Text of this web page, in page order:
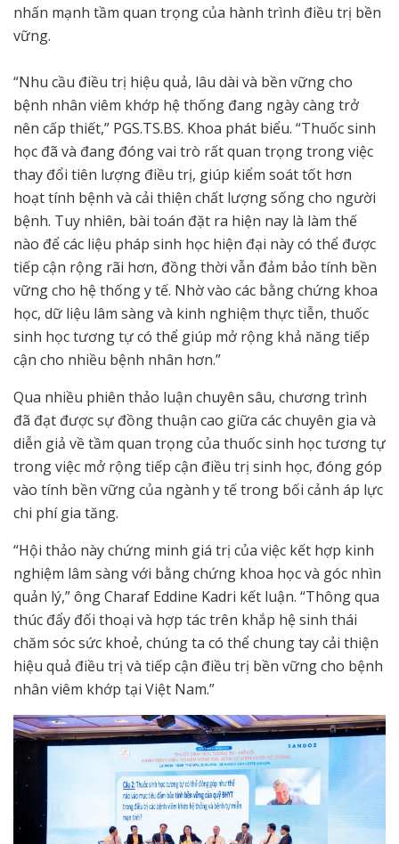
nhấn mạnh tầm quan trọng của hành trình điều trị bền
vững.
“Nhu cầu điều trị hiệu quả, lâu dài và bền vững cho
bệnh nhân viêm khớp hệ thống đang ngày càng trở
nên cấp thiết,” PGS.TS.BS. Khoa phát biểu. “Thuốc sinh
học đã và đang đóng vai trò rất quan trọng trong việc
thay đổi tiên lượng điều trị, giúp kiểm soát tốt hơn
hoạt tính bệnh và cải thiện chất lượng sống cho người
bệnh. Tuy nhiên, bài toán đặt ra hiện nay là làm thế
nào để các liệu pháp sinh học hiện đại này có thể được
tiếp cận rộng rãi hơn, đồng thời vẫn đảm bảo tính bền
vững cho hệ thống y tế. Nhờ vào các bằng chứng khoa
học, dữ liệu lâm sàng và kinh nghiệm thực tiễn, thuốc
sinh học tương tự có thể giúp mở rộng khả năng tiếp
cận cho nhiều bệnh nhân hơn.”
Qua nhiều phiên thảo luận chuyên sâu, chương trình
đã đạt được sự đồng thuận cao giữa các chuyên gia và
diễn giả về tầm quan trọng của thuốc sinh học tương tự
trong việc mở rộng tiếp cận điều trị sinh học, đóng góp
vào tính bền vững của ngành y tế trong bối cảnh áp lực
chi phí gia tăng.
“Hội thảo này chứng minh giá trị của việc kết hợp kinh
nghiệm lâm sàng với bằng chứng khoa học và góc nhìn
quản lý,” ông Charaf Eddine Kadri kết luận. “Thông qua
thúc đẩy đối thoại và hợp tác trên khắp hệ sinh thái
chăm sóc sức khoẻ, chúng ta có thể chung tay cải thiện
hiệu quả điều trị và tiếp cận điều trị bền vững cho bệnh
nhân viêm khớp tại Việt Nam.”